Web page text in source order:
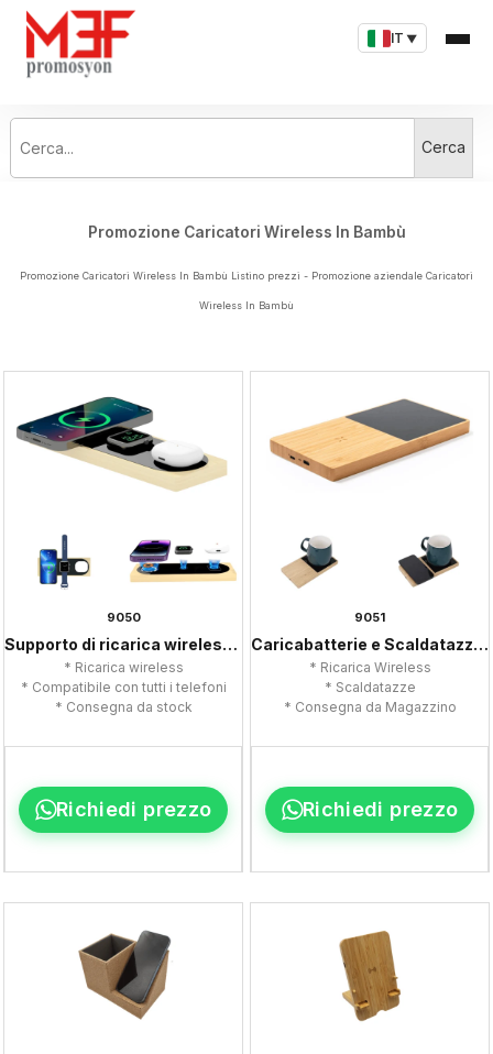
IT ▼
Cerca...
Cerca
Promozione Caricatori Wireless In Bambù
Promozione Caricatori Wireless In Bambù Listino prezzi - Promozione aziendale Caricatori
Wireless In Bambù
9050
Supporto di ricarica wireless in bambù
* Ricarica wireless
* Compatibile con tutti i telefoni
* Consegna da stock
Richiedi prezzo
9051
Caricabatterie e Scaldatazze in Bambù
* Ricarica Wireless
* Scaldatazze
* Consegna da Magazzino
Richiedi prezzo